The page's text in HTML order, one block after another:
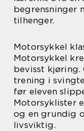
begrensninger
tilhenger.
Motorsykkel
Motorsykkel
bevisst
trening i
før eleven
Motorsyklister
og en grundig
livsviktig.